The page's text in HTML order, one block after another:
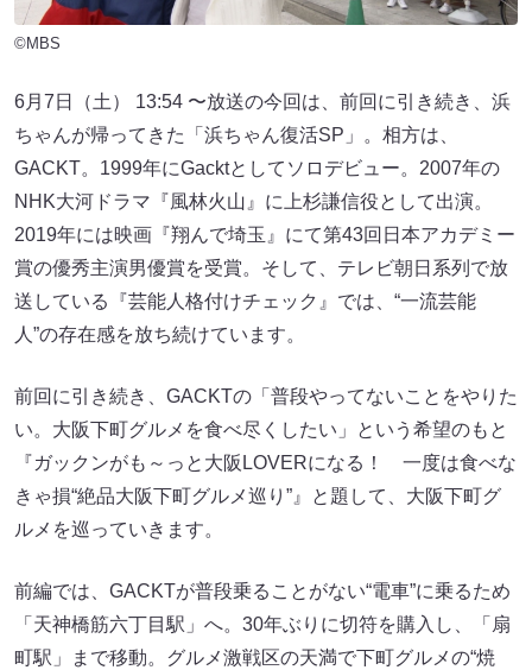
©MBS
6月7日（土） 13:54 〜放送の今回は、前回に引き続き、浜
ちゃんが帰ってきた「浜ちゃん復活SP」。相方は、
GACKT。1999年にGacktとしてソロデビュー。2007年の
NHK大河ドラマ『風林火山』に上杉謙信役として出演。
2019年には映画『翔んで埼玉』にて第43回日本アカデミー
賞の優秀主演男優賞を受賞。そして、テレビ朝日系列で放
送している『芸能人格付けチェック』では、“一流芸能
人”の存在感を放ち続けています。
前回に引き続き、GACKTの「普段やってないことをやりた
い。大阪下町グルメを食べ尽くしたい」という希望のもと
『ガックンがも～っと大阪LOVERになる！ 一度は食べな
きゃ損“絶品大阪下町グルメ巡り”』と題して、大阪下町グ
ルメを巡っていきます。
前編では、GACKTが普段乗ることがない“電車”に乗るため
「天神橋筋六丁目駅」へ。30年ぶりに切符を購入し、「扇
町駅」まで移動。グルメ激戦区の天満で下町グルメの“焼